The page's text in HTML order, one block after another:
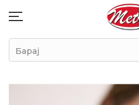
Барај